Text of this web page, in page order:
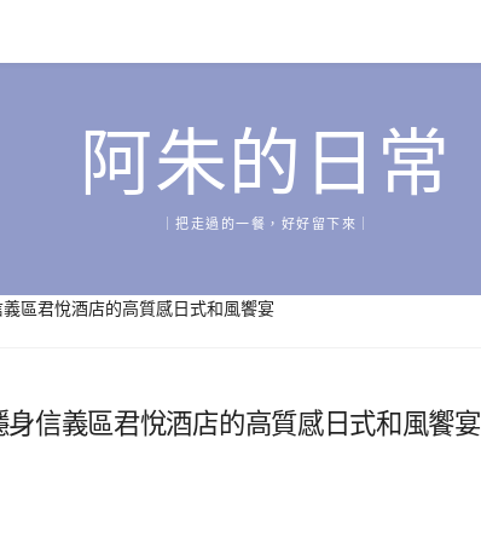
阿朱的日常
｜把走過的一餐，好好留下來｜
區君悅酒店的高質感日式和風饗宴
身信義區君悅酒店的高質感日式和風饗宴